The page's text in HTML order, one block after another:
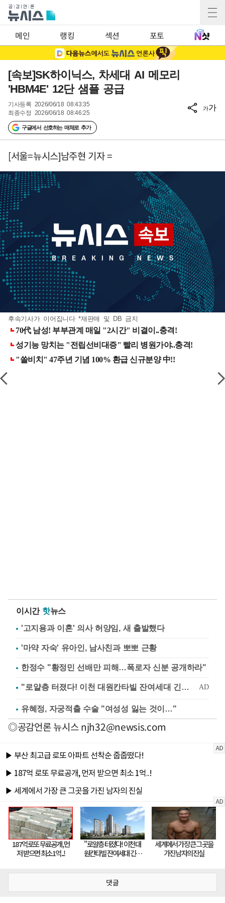
메인 랭킹 섹션 포토
[속보]SK하이닉스, 차세대 AI 메모리
'HBM4E' 12단 샘플 공급
기사등록 2026/06/18 08:43:35
최종수정 2026/06/18 08:46:25
구글에서 선호하는 매체로 추가
가가
[서울=뉴시스]남주현 기자 =
후속기사가 이어집니다 *재판매 및 DB 금지
이시간 핫뉴스
'고지용과 이혼' 의사 허양임, 새 출발했다
'마약 자숙' 유아인, 남사친과 뽀뽀 근황
한정수 "황정민 선배만 피해…폭로자 신분 공개하라"
유혜정, 자궁적출 수술 "여성성 잃는 것이…"
◎공감언론 뉴시스njh32@newsis.com
댓글